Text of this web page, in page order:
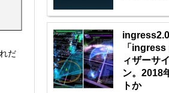
だ
「
ィザーサ
ン。2018
トか